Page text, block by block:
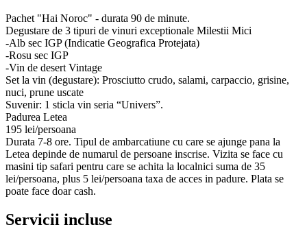
Pachet "Hai Noroc" - durata 90 de minute.
Degustare de 3 tipuri de vinuri exceptionale Milestii Mici
-Alb sec IGP (Indicatie Geografica Protejata)
-Rosu sec IGP
-Vin de desert Vintage
Set la vin (degustare): Prosciutto crudo, salami, carpaccio, grisine,
nuci, prune uscate
Suvenir: 1 sticla vin seria “Univers”.
Padurea Letea
195 lei/persoana
Durata 7-8 ore. Tipul de ambarcatiune cu care se ajunge pana la
Letea depinde de numarul de persoane inscrise. Vizita se face cu
masini tip safari pentru care se achita la localnici suma de 35
lei/persoana, plus 5 lei/persoana taxa de acces in padure. Plata se
poate face doar cash.
Servicii incluse